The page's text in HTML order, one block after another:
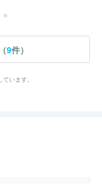
9件）
います。